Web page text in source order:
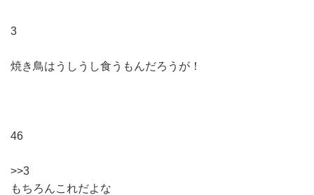
3
焼き鳥はうしうし食うもんだろうが！
46
>>3
もちろんこれだよな